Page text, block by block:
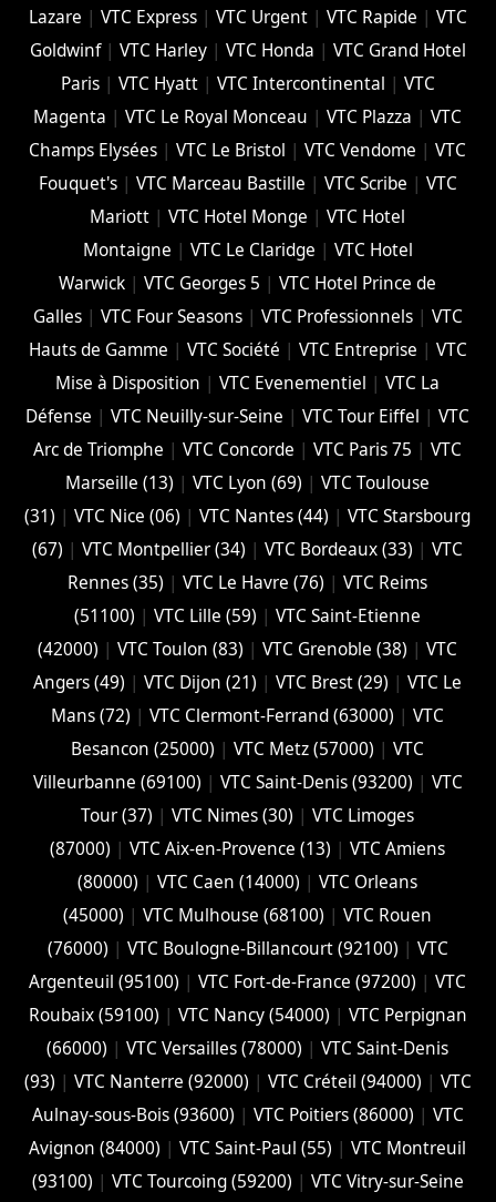
Lazare | VTC Express| VTC Urgent| VTC Rapide | VTC
Goldwinf| VTC Harley| VTC Honda | VTC Grand Hotel
Paris| VTC Hyatt| VTC Intercontinental | VTC
Magenta |VTC Le Royal Monceau |VTC Plazza |VTC
Champs Elysées |VTC Le Bristol |VTC Vendome |VTC
Fouquet's| VTC Marceau Bastille | VTC Scribe | VTC
Mariott |VTC Hotel Monge |VTC Hotel
Montaigne | VTC Le Claridge | VTC Hotel
Warwick |VTC Georges 5 |VTC Hotel Prince de
Galles| VTC Four Seasons| VTC Professionnels| VTC
Hauts de Gamme | VTC Société | VTC Entreprise | VTC
Mise à Disposition |VTC Evenementiel |VTC La
Défense |VTC Neuilly-sur-Seine |VTC Tour Eiffel |VTC
Arc de Triomphe |VTC Concorde |VTC Paris 75 |VTC
Marseille (13) |VTC Lyon (69) |VTC Toulouse
(31) |VTC Nice (06) |VTC Nantes (44) |VTC Starsbourg
(67) |VTC Montpellier (34) |VTC Bordeaux (33) |VTC
Rennes (35) |VTC Le Havre (76) |VTC Reims
(51100) |VTC Lille (59) |VTC Saint-Etienne
(42000) |VTC Toulon (83) |VTC Grenoble (38) |VTC
Angers (49) |VTC Dijon (21) |VTC Brest (29) |VTC Le
Mans (72) |VTC Clermont-Ferrand (63000) |VTC
Besancon (‎25000) |VTC Metz (57000) |VTC
Villeurbanne (‎69100) | VTC Saint-Denis (93200) | VTC
Tour (37) |VTC Nimes (30) |VTC Limoges
(‎87000) |VTC Aix-en-Provence (13) |VTC Amiens
(‎80000) |VTC Caen (14000) |VTC Orleans
(45000) |VTC Mulhouse (68100) |VTC Rouen
(76000) | VTC Boulogne-Billancourt (92100) | VTC
Argenteuil (95100) |VTC Fort-de-France (97200) |VTC
Roubaix (‎59100) | VTC Nancy (‎54000) | VTC Perpignan
(66000) |VTC Versailles (‎78000) |VTC Saint-Denis
(93) | VTC Nanterre (92000) | VTC Créteil (94000) | VTC
Aulnay-sous-Bois (93600) | VTC Poitiers (86000) | VTC
Avignon (84000) |VTC Saint-Paul (55) |VTC Montreuil
(93100) | VTC Tourcoing (59200) | VTC Vitry-sur-Seine